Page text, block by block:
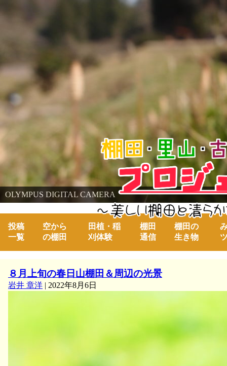
OLYMPUS DIGITAL CAMERA
OLYMPUS DIGITAL CAMERA
～美しい棚田の自然と古代米～
棚田・里山・古代米・鮒プロジェクト
投稿
一覧
空から
の棚田
田植・稲
刈体験
棚田
通信
棚田の
生き物
８月上旬の春日山棚田＆周辺の光景
岩井 章洋 | 2022年8月6日